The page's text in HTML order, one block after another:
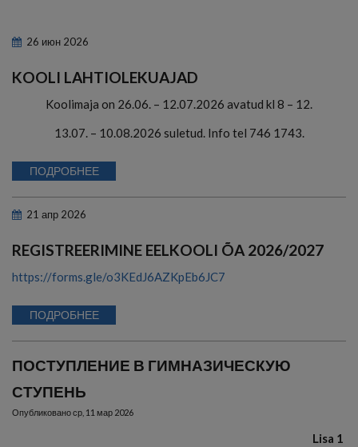
26 июн 2026
KOOLI LAHTIOLEKUAJAD
Koolimaja on 26.06. – 12.07.2026 avatud kl 8 – 12.
13.07. – 10.08.2026 suletud. Info tel 746 1743.
ПОДРОБНЕЕ
21 апр 2026
REGISTREERIMINE EELKOOLI ÕA 2026/2027
https://forms.gle/o3KEdJ6AZKpEb6JC7
ПОДРОБНЕЕ
ПОСТУПЛЕНИЕ В ГИМНАЗИЧЕСКУЮ
СТУПЕНЬ
Опубликованоср, 11 мар 2026
Lisa 1